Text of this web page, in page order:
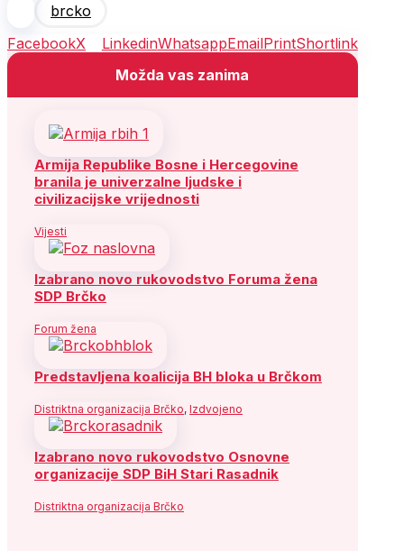
brcko
FacebookX LinkedinWhatsappEmailPrintShortlink
Možda vas zanima
Armija Republike Bosne i Hercegovine
branila je univerzalne ljudske i
civilizacijske vrijednosti
Vijesti
Izabrano novo rukovodstvo Foruma žena
SDP Brčko
Forum žena
Predstavljena koalicija BH bloka u Brčkom
Distriktna organizacija Brčko, Izdvojeno
Izabrano novo rukovodstvo Osnovne
organizacije SDP BiH Stari Rasadnik
Distriktna organizacija Brčko